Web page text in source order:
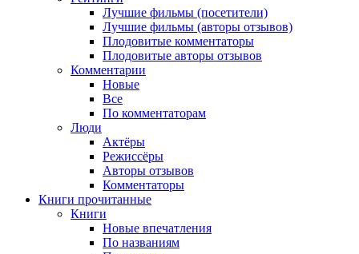
Лучшие фильмы (посетители)
Лучшие фильмы (авторы отзывов)
Плодовитые комментаторы
Плодовитые авторы отзывов
Комментарии
Новые
Все
По комментаторам
Люди
Актёры
Режиссёры
Авторы отзывов
Комментаторы
Книги прочитанные
Книги
Новые впечатления
По названиям